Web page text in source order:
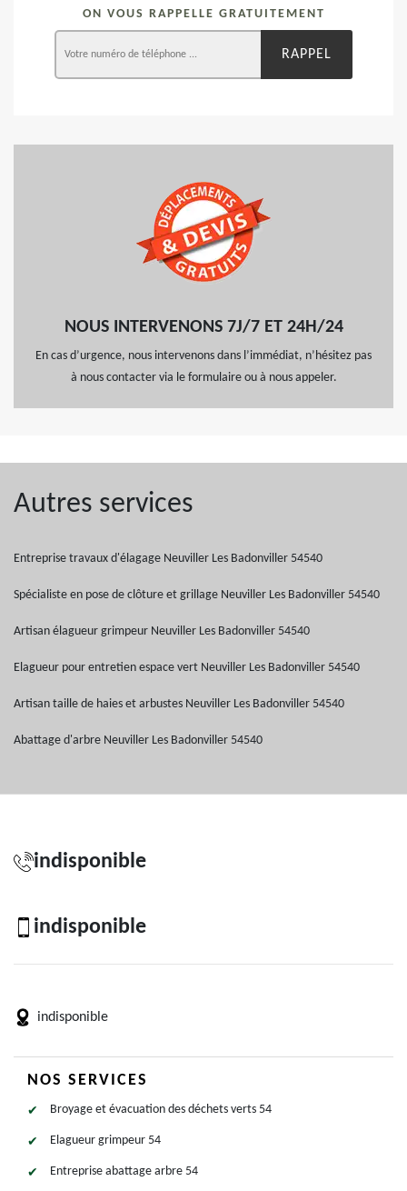
ON VOUS RAPPELLE GRATUITEMENT
NOUS INTERVENONS 7J/7 ET 24H/24
En cas d’urgence, nous intervenons dans l’immédiat, n’hésitez pas
à nous contacter via le formulaire ou à nous appeler.
Autres services
Entreprise travaux d'élagage Neuviller Les Badonviller 54540
Spécialiste en pose de clôture et grillage Neuviller Les Badonviller 54540
Artisan élagueur grimpeur Neuviller Les Badonviller 54540
Elagueur pour entretien espace vert Neuviller Les Badonviller 54540
Artisan taille de haies et arbustes Neuviller Les Badonviller 54540
Abattage d'arbre Neuviller Les Badonviller 54540
indisponible
indisponible
indisponible
NOS SERVICES
Broyage et évacuation des déchets verts 54
Elagueur grimpeur 54
Entreprise abattage arbre 54